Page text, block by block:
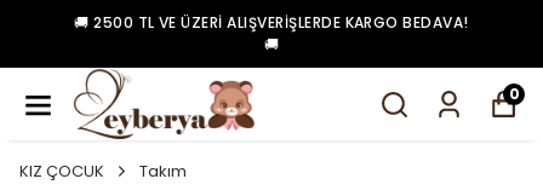
🚚 2500 TL VE ÜZERI ALIŞVERIŞLERDE KARGO BEDAVA!
🚚
0
KIZ ÇOCUK Takım